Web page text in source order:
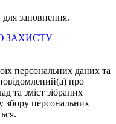
заповнення.
ЗАХИСТУ
персональних даних та
про
та зміст зібраних
збору персональних